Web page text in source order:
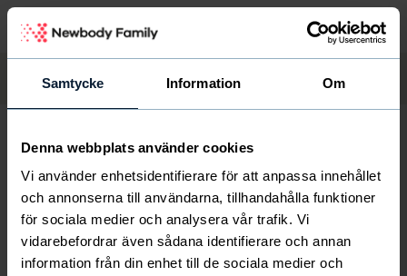
Samtycke Information Om
Denna webbplats använder cookies
Vi använder enhetsidentifierare för att anpassa innehållet
och annonserna till användarna, tillhandahålla funktioner
för sociala medier och analysera vår trafik. Vi
vidarebefordrar även sådana identifierare och annan
information från din enhet till de sociala medier och
Tjäna pengar Så funkar det Se er vinst Sälj med oss
Vad kostar frakten?
Kataloger och beställningslistor skickas fraktfritt.
Slutbeställningar över 250 paket är också fraktfria.